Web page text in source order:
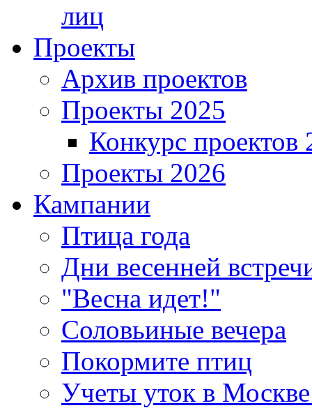
лиц
Проекты
Архив проектов
Проекты 2025
Конкурс проектов
Проекты 2026
Кампании
Птица года
Дни весенней
"Весна идет!"
Соловьиные вечера
Покормите птиц
Учеты уток в